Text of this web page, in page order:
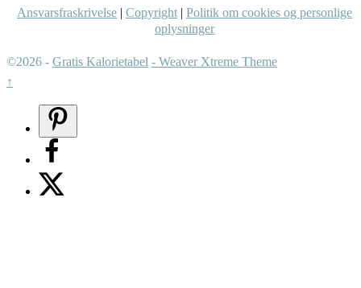
Ansvarsfraskrivelse | Copyright | Politik om cookies og personlige
oplysninger
©2026 - Gratis Kalorietabel - Weaver Xtreme Theme
↑